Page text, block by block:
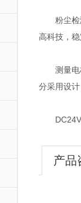
粉尘检测
高科技，
测量电极
分采用设
DC24V
产品